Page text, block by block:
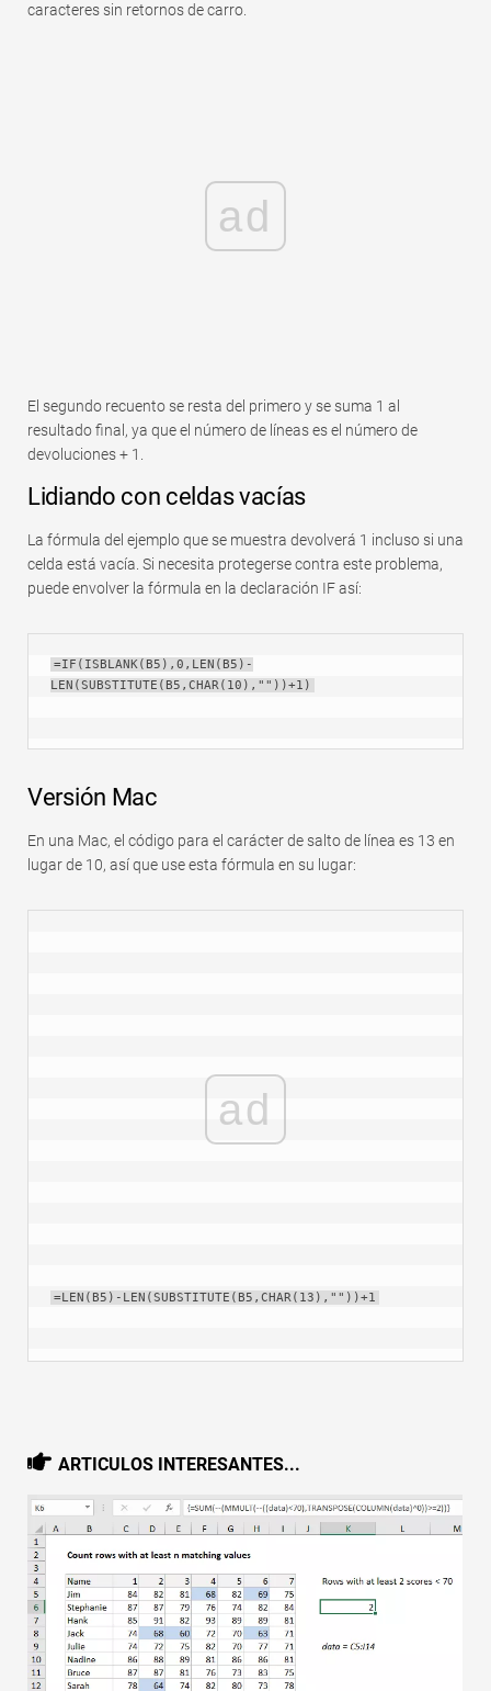
caracteres sin retornos de carro.
ad
El segundo recuento se resta del primero y se suma 1 al
resultado final, ya que el número de líneas es el número de
devoluciones + 1.
Lidiando con celdas vacías
La fórmula del ejemplo que se muestra devolverá 1 incluso si una
celda está vacía. Si necesita protegerse contra este problema,
puede envolver la fórmula en la declaración IF así:
=IF(ISBLANK(B5),0,LEN(B5)-
LEN(SUBSTITUTE(B5,CHAR(10),""))+1)
Versión Mac
En una Mac, el código para el carácter de salto de línea es 13 en
lugar de 10, así que use esta fórmula en su lugar:
ad
=LEN(B5)-LEN(SUBSTITUTE(B5,CHAR(13),""))+1
ARTICULOS INTERESANTES...